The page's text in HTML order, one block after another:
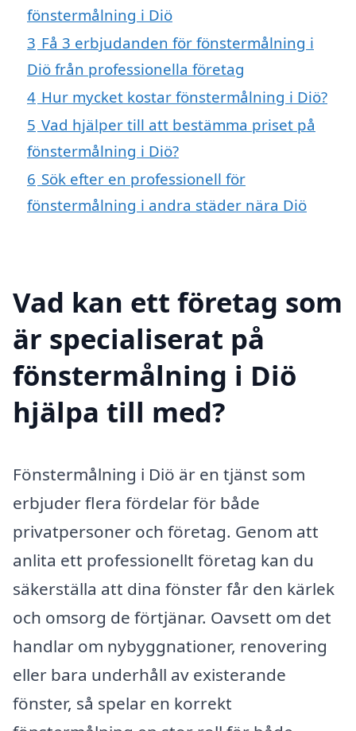
fönstermålning i Diö
3 Få 3 erbjudanden för fönstermålning i
Diö från professionella företag
4 Hur mycket kostar fönstermålning i Diö?
5 Vad hjälper till att bestämma priset på
fönstermålning i Diö?
6 Sök efter en professionell för
fönstermålning i andra städer nära Diö
Vad kan ett företag som
är specialiserat på
fönstermålning i Diö
hjälpa till med?
Fönstermålning i Diö är en tjänst som
erbjuder flera fördelar för både
privatpersoner och företag. Genom att
anlita ett professionellt företag kan du
säkerställa att dina fönster får den kärlek
och omsorg de förtjänar. Oavsett om det
handlar om nybyggnationer, renovering
eller bara underhåll av existerande
fönster, så spelar en korrekt